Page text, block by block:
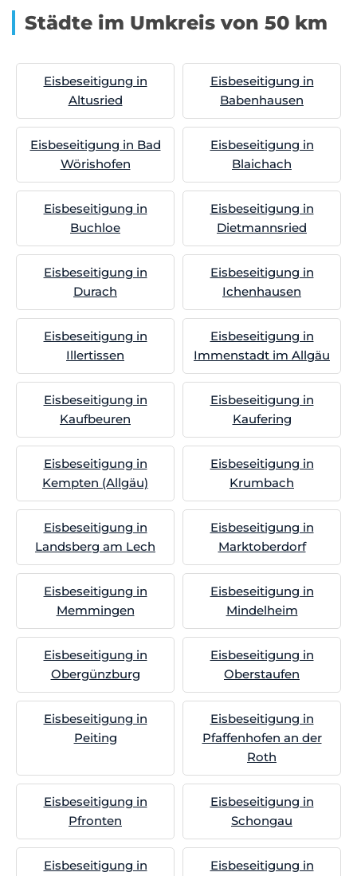
Städte im Umkreis von 50 km
Eisbeseitigung in
Altusried
Eisbeseitigung in
Babenhausen
Eisbeseitigung in Bad
Wörishofen
Eisbeseitigung in
Blaichach
Eisbeseitigung in
Buchloe
Eisbeseitigung in
Dietmannsried
Eisbeseitigung in
Durach
Eisbeseitigung in
Ichenhausen
Eisbeseitigung in
Illertissen
Eisbeseitigung in
Immenstadt im Allgäu
Eisbeseitigung in
Kaufbeuren
Eisbeseitigung in
Kaufering
Eisbeseitigung in
Kempten (Allgäu)
Eisbeseitigung in
Krumbach
Eisbeseitigung in
Landsberg am Lech
Eisbeseitigung in
Marktoberdorf
Eisbeseitigung in
Memmingen
Eisbeseitigung in
Mindelheim
Eisbeseitigung in
Obergünzburg
Eisbeseitigung in
Oberstaufen
Eisbeseitigung in
Peiting
Eisbeseitigung in
Pfaffenhofen an der
Roth
Eisbeseitigung in
Pfronten
Eisbeseitigung in
Schongau
Eisbeseitigung in
Eisbeseitigung in